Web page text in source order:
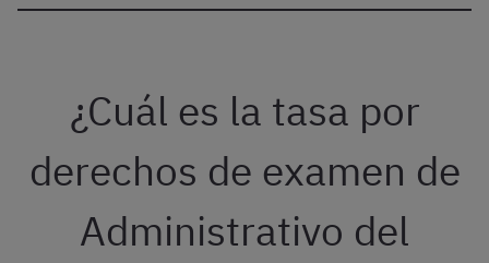
¿Cuál es la tasa por
derechos de examen de
Administrativo del